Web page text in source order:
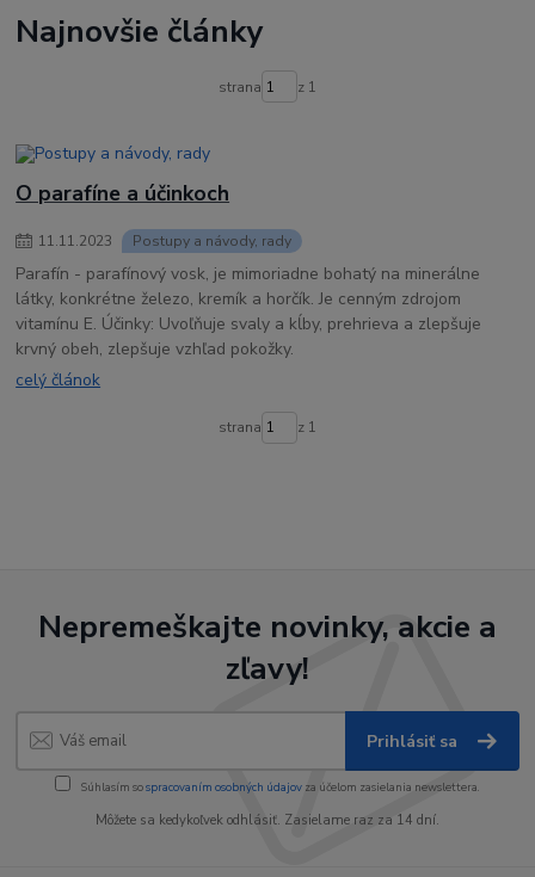
pleseň na nohách
pleseň na nechtoch
mykóza na nechtoch
plesnive nohy
Najnovšie články
strana z 1
O parafíne a účinkoch
11.11.2023 Postupy a návody, rady
Parafín - parafínový vosk, je mimoriadne bohatý na minerálne
látky, konkrétne železo, kremík a horčík. Je cenným zdrojom
vitamínu E. Účinky: Uvoľňuje svaly a kĺby, prehrieva a zlepšuje
krvný obeh, zlepšuje vzhľad pokožky.
celý článok
strana z 1
Nepremeškajte novinky, akcie a
zľavy!
Prihlásiť sa
Súhlasím sospracovaním osobných údajov za účelom zasielania newslettera.
Môžete sa kedykoľvek odhlásiť. Zasielame raz za 14 dní.